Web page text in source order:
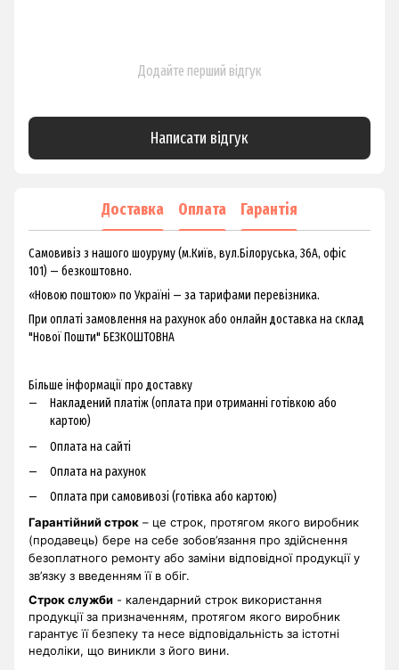
Додайте перший відгук
Написати відгук
Доставка Оплата Гарантія
Самовивіз з нашого шоуруму (м.Київ, вул.Білоруська, 36А, офіс
101) — безкоштовно.
«Новою поштою» по Україні — за тарифами перевізника.
При оплаті замовлення на рахунок або онлайн доставка на склад
"Нової Пошти" БЕЗКОШТОВНА
Більше інформації про доставку
Накладений платіж (оплата при отриманні готівкою або
картою)
Оплата на сайті
Оплата на рахунок
Оплата при самовивозі (готівка або картою)
Гарантійний строк – це строк, протягом якого виробник
(продавець) бере на себе зобов’язання про здійснення
безоплатного ремонту або заміни відповідної продукції у
зв’язку з введенням її в обіг.
Строк служби - календарний строк використання
продукції за призначенням, протягом якого виробник
гарантує її безпеку та несе відповідальність за істотні
недоліки, що виникли з його вини.